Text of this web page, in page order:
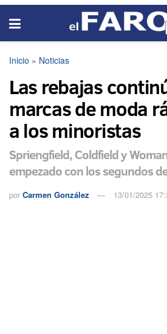
Inicio » Noticias
Las rebajas
marcas de moda
a los minoristas
Spriengfield, Coldfield y
empezado con los segundos
por Carmen González 13/01/2025